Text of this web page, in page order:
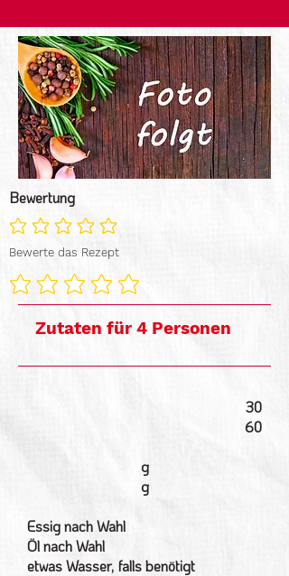
Bewertung
Noch keine Ratings vorhanden
Bewerte das Rezept
Zutaten für 4 Personen
30
60
g
g
Essig nach Wahl
Öl nach Wahl
etwas Wasser, falls benötigt